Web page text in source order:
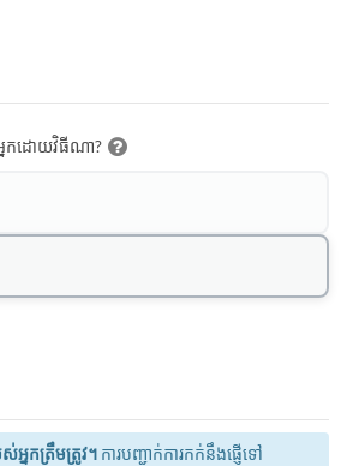
កដោយវិធីណា?
អ្នកត្រឹមត្រូវ។ ការបញ្ជាក់ការកក់នឹងផ្ញើទៅ